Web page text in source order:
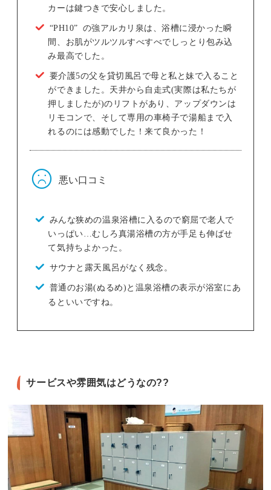
カーは鍵つきで安心しました。
“PH10” の強アルカリ泉は、浴槽に浸かった瞬
間、お肌がツルツルすべすべでしっとり包み込
み最高でした。
要介護5の父を貸切風呂で母と私と妹で入ること
ができました。天井から自走式(実際は私たちが
押しましたが)のリフトがあり、アップダウンは
リモコンで、そして専用の車椅子で湯船まで入
れるのには感動でした！来て良かった！
悪い口コミ
みんな狭めの温泉浴槽に入るので窮屈で老人で
いっぱい…むしろ真湯浴槽の方が手足も伸ばせ
て気持ちよかった。
サウナと露天風呂がなく残念。
普通のお湯(ぬるめ)と温泉浴槽の表示が浴室にあ
るといいですね。
サービスや雰囲気はどうなの??